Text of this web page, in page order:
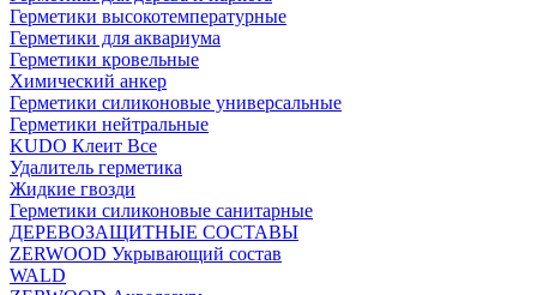
Герметики высокотемпературные
Герметики для аквариума
Герметики кровельные
Химический анкер
Герметики силиконовые универсальные
Герметики нейтральные
KUDO Клеит Все
Удалитель герметика
Жидкие гвозди
Герметики силиконовые санитарные
ДЕРЕВОЗАЩИТНЫЕ СОСТАВЫ
ZERWOOD Укрывающий состав
WALD